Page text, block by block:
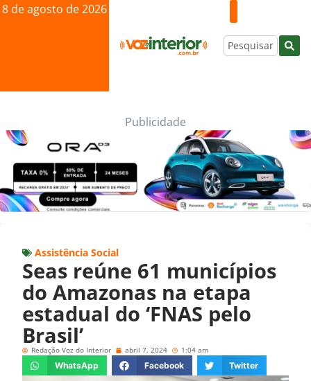
8 de agosto de 2026
Publicidade
Assistência Social
Seas reúne 61 municípios
do Amazonas na etapa
estadual do ‘FNAS pelo
Brasil’
Redação Voz do Interior abril 7, 2024 1:04 am
WhatsApp Facebook Twitter